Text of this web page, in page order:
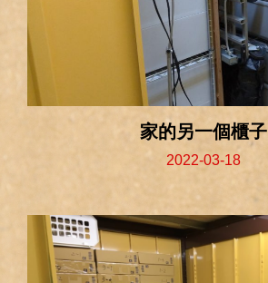
家的另一個櫃子
2022-03-18